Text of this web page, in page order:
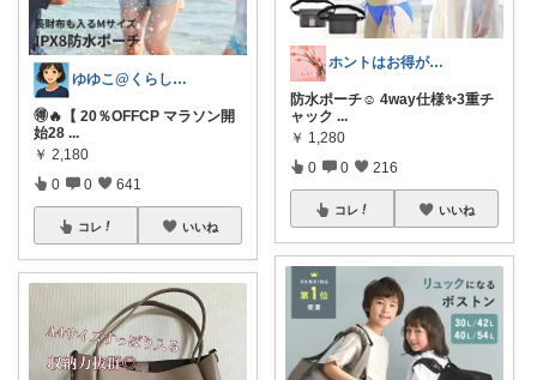
ゆゆこ@くらしを楽に便利に✨
🉐🔥【 20％OFFCP マラソン開
始28 ...
￥ 2,180
0 0 641
コレ いいね
ホントはお得がすき(⁠◠⁠‿⁠◕⁠)
防水ポーチ☺️ 4way仕様✨3重チ
ャック ...
￥ 1,280
0 0 216
コレ いいね